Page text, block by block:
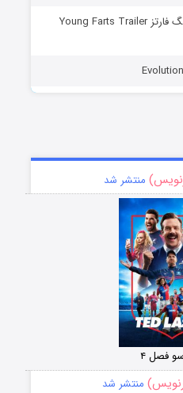
دانلود مستند قطعات تریلر یانگ فارتز Young Farts Trailer
منتشر شد
فصل ۴
منتشر شد